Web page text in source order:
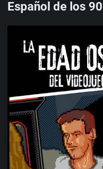
Español de los